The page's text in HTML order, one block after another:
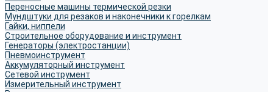
Переносные машины термической резки
Мундштуки для резаков и наконечники к горелкам
Гайки, ниппели
Строительное оборудование и инструмент
Генераторы (электростанции)
Пневмоинструмент
Аккумуляторный инструмент
Сетевой инструмент
Измерительный инструмент